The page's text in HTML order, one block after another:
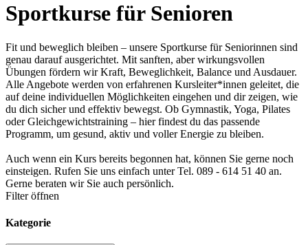
Sportkurse für Senioren
Fit und beweglich bleiben – unsere Sportkurse für Seniorinnen sind
genau darauf ausgerichtet. Mit sanften, aber wirkungsvollen
Übungen fördern wir Kraft, Beweglichkeit, Balance und Ausdauer.
Alle Angebote werden von erfahrenen Kursleiter*innen geleitet, die
auf deine individuellen Möglichkeiten eingehen und dir zeigen, wie
du dich sicher und effektiv bewegst. Ob Gymnastik, Yoga, Pilates
oder Gleichgewichtstraining – hier findest du das passende
Programm, um gesund, aktiv und voller Energie zu bleiben.
Auch wenn ein Kurs bereits begonnen hat, können Sie gerne noch
einsteigen. Rufen Sie uns einfach unter Tel. 089 - 614 51 40 an.
Gerne beraten wir Sie auch persönlich.
Filter öffnen
Kategorie